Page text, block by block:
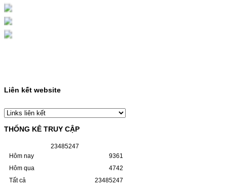
SL-C435/C436
HỘP MỰC MÀU SAMSUNG CLT-403S CHO
DÒNG MÁY SL-C435/C436MÃ HỘP MỰC:-
Samsung CLT-403S- Loại mực: Mực in laser
màuSỬ DỤNG CHO MÁY IN:- Samsung SL-
HỘP MỰC HP 110A
(W1110A) CHO DÒNG MÁY
LBP 243/MF 461DW
HỘP MỰC HP 110A (W1110A) CHO DÒNG
MÁY LBP 243/MF 461DWMÃ HỘP MỰC:-
Hộp mực HP 110A (W1110A)- Loại mực:
Mực in laser trắng đenSỬ DỤNG CHO MÁY
Giá : 249.000VND
Liên kết website
THỐNG KÊ TRUY CẬP
23485247
Hôm nay
Hôm qua
Tất cả
9361
4742
23485247